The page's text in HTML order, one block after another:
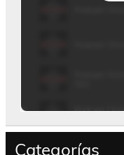
Categorías